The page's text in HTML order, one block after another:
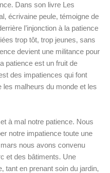
Dans son livre Les
écrivaine peule, témoigne de
l’injonction à la patience
trop tôt, trop jeunes, sans
devient une militance pour
patience est un fruit de
des impatiences qui font
les malheurs du monde et les
à mal notre patience. Nous
notre impatience toute une
nous avons convenu
et des bâtiments. Une
tant en prenant soin du jardin,